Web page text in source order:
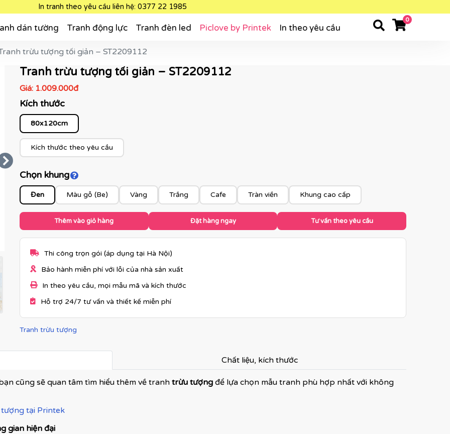
In tranh theo yêu cầu liên hệ: 0377 22 1985
dán tường Tranh động lực Tranh đèn led Piclove by Printek In theo yêu cầu
0
trừu tượng tối giản – ST2209112
Tranh trừu tượng tối giản – ST2209112
Giá: 1.009.000đ
Kích thước
80x120cm
Kích thước theo yêu cầu
Chọn khungClick để xem màu khung
Đen Màu gỗ (Be) Vàng Trắng Cafe Tràn viền Khung cao cấp
Thêm vào giỏ hàng Đặt hàng ngay Tư vấn theo yêu cầu
Thi công trọn gói (áp dụng tại Hà Nội)
Bảo hành miễn phí với lỗi của nhà sản xuất
In theo yêu cầu, mọi mẫu mã và kích thước
Hỗ trợ 24/7 tư vấn và thiết kế miễn phí
Tranh trừu tượng
Chất liệu, kích thước
cũng sẽ quan tâm tìm hiểu thêm về tranh trừu tượng để lựa chọn mẫu tranh phù hợp nhất với không
tại Printek
gian hiện đại